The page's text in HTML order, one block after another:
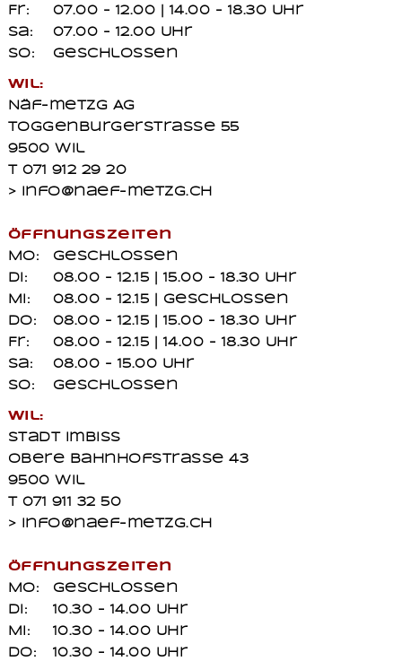
Fr:
07.00 - 12.00 | 14.00 - 18.30 Uhr
Sa:
07.00 - 12.00 Uhr
So:
geschlossen
Wil:
Näf-metzg AG
Toggenburgerstrasse 55
9500 Wil
T 071 912 29 20
> info@naef-metzg.ch
Öffnungszeiten
Mo:
geschlossen
Di:
08.00 - 12.15 | 15.00 - 18.30 Uhr
Mi:
08.00 - 12.15 | geschlossen
Do:
08.00 - 12.15 | 15.00 - 18.30 Uhr
Fr:
08.00 - 12.15 | 14.00 - 18.30 Uhr
Sa:
08.00 - 15.00 Uhr
So:
geschlossen
Wil:
Stadt Imbiss
Obere Bahnhofstrasse 43
9500 Wil
T 071 911 32 50
> info@naef-metzg.ch
Öffnungszeiten
Mo:
geschlossen
Di:
10.30 - 14.00 Uhr
Mi:
10.30 - 14.00 Uhr
Do:
10.30 - 14.00 Uhr